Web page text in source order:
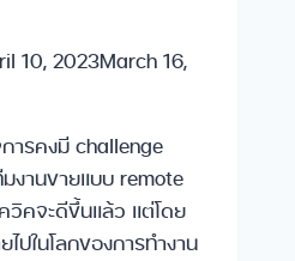
10, 2023March 16,
ารคงมี challenge
งานขายแบบ remote
วิคจะดีขึ้นแล้ว แต่โดย
ไปในโลกของการทำงาน